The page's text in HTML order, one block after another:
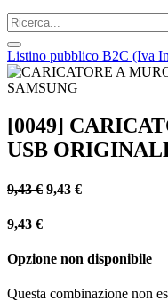
Listino pubblico B2C (Iva
[0049]
USB
9,43€ 9,43 €
9,43 €
Opzione non disponibile
Questa combinazione non